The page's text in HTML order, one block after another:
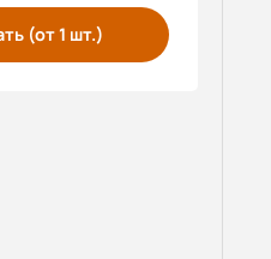
(от 1 шт.)